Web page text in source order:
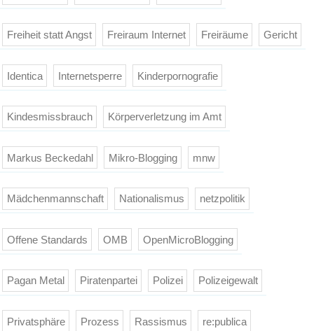
Freiheit statt Angst Freiraum Internet Freiräume Gericht
Identica Internetsperre Kinderpornografie
Kindesmissbrauch Körperverletzung im Amt
Markus Beckedahl Mikro-Blogging mnw
Mädchenmannschaft Nationalismus netzpolitik
Offene Standards OMB OpenMicroBlogging
Pagan Metal Piratenpartei Polizei Polizeigewalt
Privatsphäre Prozess Rassismus re:publica